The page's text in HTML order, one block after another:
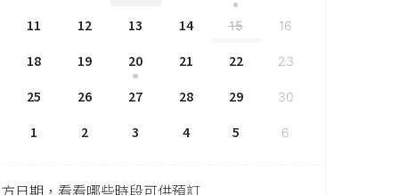
11 12 13 14 15 16
18 19 20 21 22 23
25 26 27 28 29 30
1 2 3 4 5 6
日期，看看哪些時段可供預訂